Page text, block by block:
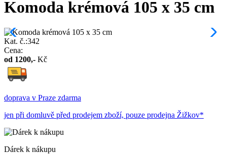
Komoda krémová 105 x 35 cm
Kat. č.:342
Cena:
od 1200,- Kč
doprava v Praze zdarma
jen při domluvě před prodejem zboží, pouze prodejna Žižkov*
Dárek k nákupu